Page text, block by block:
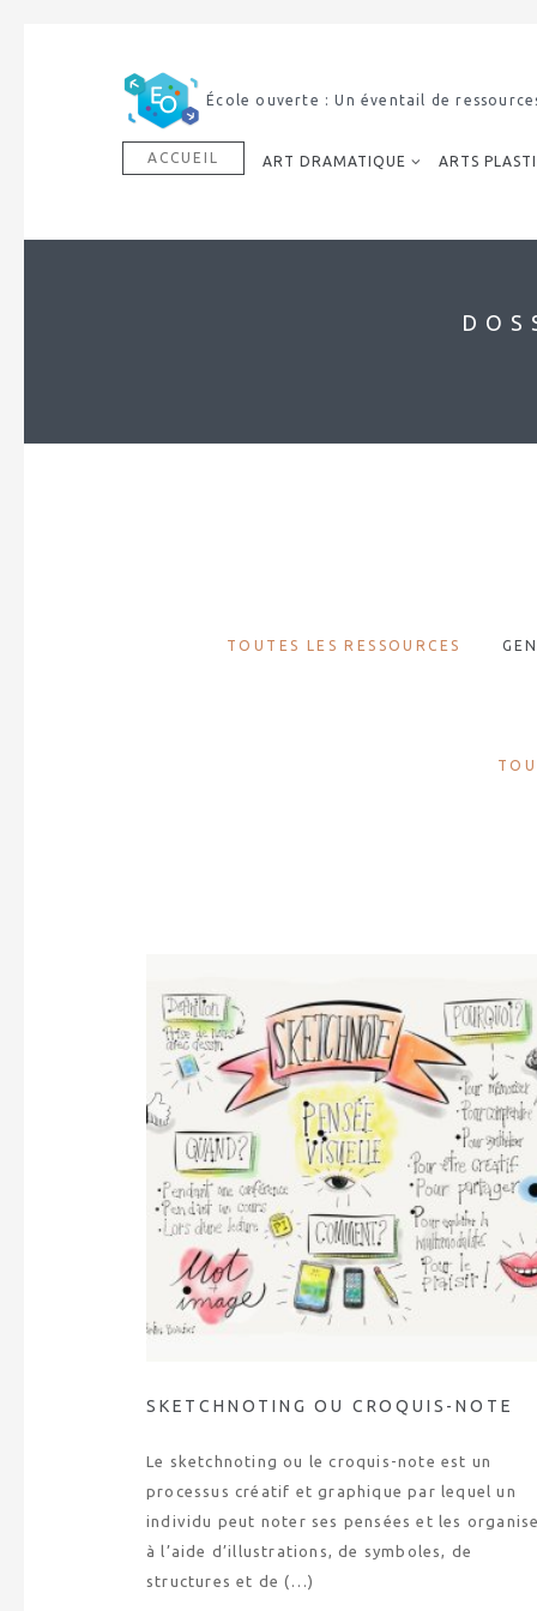
École ouverte : Un éventail de
ACCUEIL ART DRAMATIQUE ARTS
TOUTES LES RESSOURCES
SKETCHNOTING OU CROQUIS-NOTE
Le sketchnoting ou le croquis-note est un
processus créatif et graphique par lequel un
individu peut noter ses pensées et les
à l’aide d’illustrations, de symboles, de
structures et de (…)